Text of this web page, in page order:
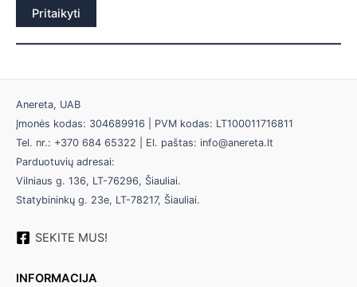
Pritaikyti
Anereta, UAB
Įmonės kodas: 304689916 | PVM kodas: LT100011716811
Tel. nr.: +370 684 65322 | El. paštas: info@anereta.lt
Parduotuvių adresai:
Vilniaus g. 136, LT-76296, Šiauliai.
Statybininkų g. 23e, LT-78217, Šiauliai.
SEKITE MUS!
INFORMACIJA